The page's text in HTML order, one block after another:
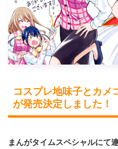
コスプレ地味子とカメ
が発売決定しました！
まんがタイムスペシャルにて